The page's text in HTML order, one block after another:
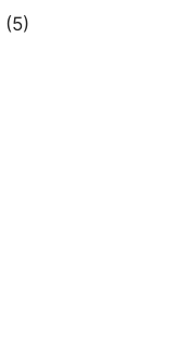
(5)